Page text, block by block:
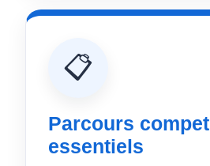
📋
Parcours
essentiels